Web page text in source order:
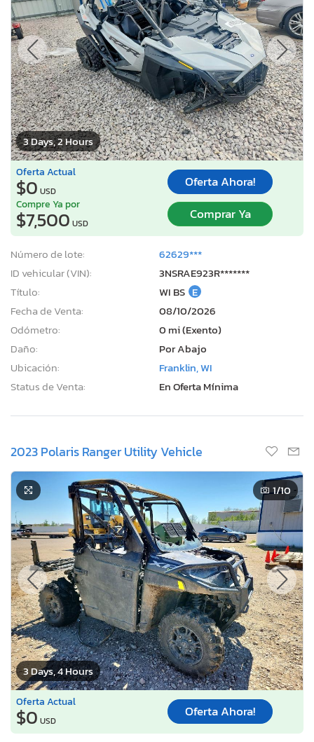
3 Days, 2 Hours
Oferta Actual
$0 USD
Oferta Ahora!
Compre Ya por
$7,500 USD
Comprar Ya
Número de lote:
62629***
ID vehicular (VIN):
3NSRAE923R*******
Título:
WI BS E
Fecha de Venta:
08/10/2026
Odómetro:
0 mi (Exento)
Daño:
Por Abajo
Ubicación:
Franklin, WI
Status de Venta:
En Oferta Mínima
2023 Polaris Ranger Utility Vehicle
3 Days, 4 Hours
1/10
Oferta Actual
$0 USD
Oferta Ahora!